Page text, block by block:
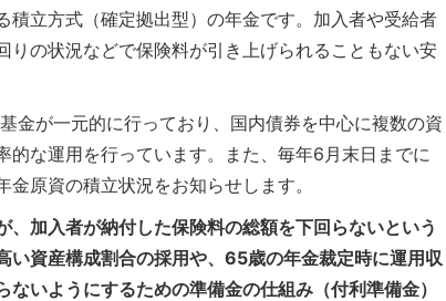
積立方式（確定拠出型）の年金です。加入者や受給者
りの状況などで保険料が引き上げられることもない安
金が一元的に行っており、国内債券を中心に複数の資
的な運用を行っています。また、毎年6月末日までに
金原資の積立状況をお知らせします。
、加入者が納付した保険料の総額を下回らないという
い資産構成割合の採用や、65歳の年金裁定時に運用収
いようにするための準備金の仕組み（付利準備金）